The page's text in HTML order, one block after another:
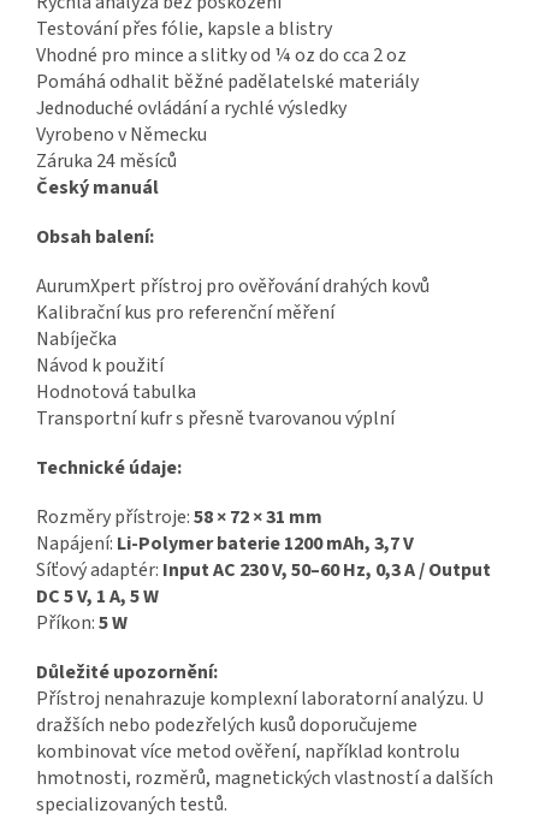
Testování přes fólie, kapsle a blistry
Vhodné pro mince a slitky od ¼ oz do cca 2 oz
Pomáhá odhalit běžné padělatelské materiály
Jednoduché ovládání a rychlé výsledky
Vyrobeno v Německu
Záruka 24 měsíců
Český manuál
Obsah balení:
AurumXpert přístroj pro ověřování drahých kovů
Kalibrační kus pro referenční měření
Nabíječka
Návod k použití
Hodnotová tabulka
Transportní kufr s přesně tvarovanou výplní
Technické údaje:
Rozměry přístroje:58 × 72 × 31 mm
Napájení: Li-Polymer baterie 1200 mAh, 3,7 V
Síťový adaptér: Input AC 230 V, 50–60 Hz, 0,3 A / Output
DC 5 V, 1 A, 5 W
Příkon:5 W
Důležité upozornění:
Přístroj nenahrazuje komplexní laboratorní analýzu. U
dražších nebo podezřelých kusů doporučujeme
kombinovat více metod ověření, například kontrolu
hmotnosti, rozměrů, magnetických vlastností a dalších
specializovaných testů.